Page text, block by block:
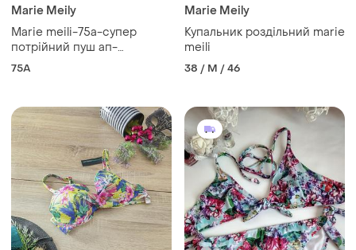
Marie Meily
Marie meili-75а-супер
потрійний пуш ап-
бюстгальтер
75A
Marie Meily
Купальник роздільний marie
meili
38 / M / 46